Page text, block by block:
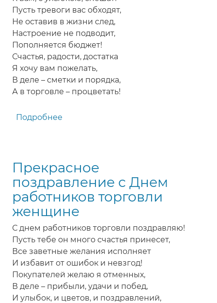
Пусть тревоги вас обходят,
Не оставив в жизни след,
Настроение не подводит,
Пополняется бюджет!
Счастья, радости, достатка
Я хочу вам пожелать,
В деле – сметки и порядка,
А в торговле – процветать!
Подробнее
торговли
с
Днем
торговли
Прекрасное
поздравление с Днем
работников торговли
женщине
С днем работников торговли поздравляю!
Пусть тебе он много счастья принесет,
Все заветные желания исполняет
И избавит от ошибок и невзгод!
Покупателей желаю я отменных,
В деле – прибыли, удачи и побед,
И улыбок, и цветов, и поздравлений,